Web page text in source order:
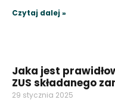
Czytaj dalej »
Jaka jest
ZUS składanego
29 stycznia 2025